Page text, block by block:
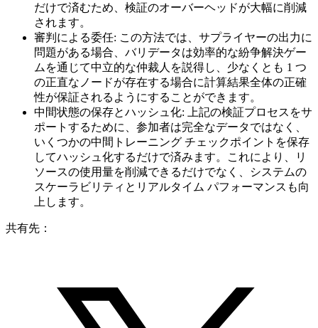
だけで済むため、検証のオーバーヘッドが大幅に削減
されます。
審判による委任: この方法では、サプライヤーの出力に
問題がある場合、バリデータは効率的な紛争解決ゲー
ムを通じて中立的な仲裁人を説得し、少なくとも 1 つ
の正直なノードが存在する場合に計算結果全体の正確
性が保証されるようにすることができます。
中間状態の保存とハッシュ化: 上記の検証プロセスをサ
ポートするために、参加者は完全なデータではなく、
いくつかの中間トレーニング チェックポイントを保存
してハッシュ化するだけで済みます。これにより、リ
ソースの使用量を削減できるだけでなく、システムの
スケーラビリティとリアルタイム パフォーマンスも向
上します。
共有先：